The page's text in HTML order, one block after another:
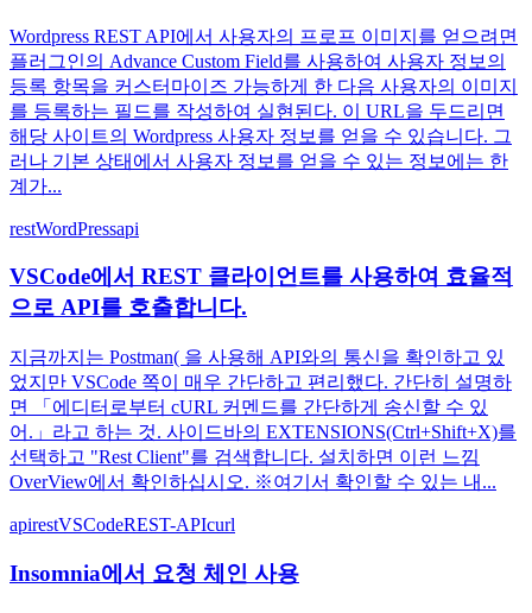
Wordpress REST API에서 사용자의 프로프 이미지를 얻으려면
플러그인의 Advance Custom Field를 사용하여 사용자 정보의
등록 항목을 커스터마이즈 가능하게 한 다음 사용자의 이미지
를 등록하는 필드를 작성하여 실현된다. 이 URL을 두드리면
해당 사이트의 Wordpress 사용자 정보를 얻을 수 있습니다. 그
러나 기본 상태에서 사용자 정보를 얻을 수 있는 정보에는 한
계가...
restWordPressapi
VSCode에서 REST 클라이언트를 사용하여 효율적
으로 API를 호출합니다.
지금까지는 Postman( 을 사용해 API와의 통신을 확인하고 있
었지만 VSCode 쪽이 매우 간단하고 편리했다. 간단히 설명하
면 「에디터로부터 cURL 커멘드를 간단하게 송신할 수 있
어.」라고 하는 것. 사이드바의 EXTENSIONS(Ctrl+Shift+X)를
선택하고 "Rest Client"를 검색합니다. 설치하면 이런 느낌
OverView에서 확인하십시오. ※여기서 확인할 수 있는 내...
apirestVSCodeREST-APIcurl
Insomnia에서 요청 체인 사용